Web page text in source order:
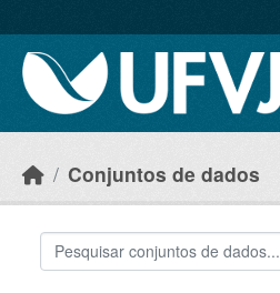
Conjuntos de dados